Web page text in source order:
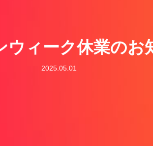
ウィーク休業のお
2025.05.01